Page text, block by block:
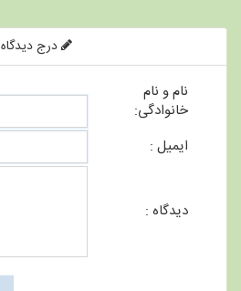
درج دیدگاه
نام و نام
خانوادگی:
ایمیل :
دیدگاه :